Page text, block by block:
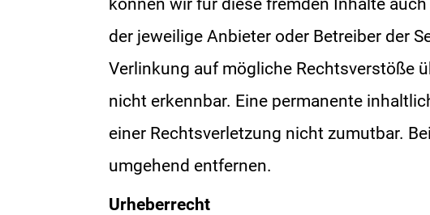
der jeweilige Anbieter oder Betreiber der
Verlinkung auf mögliche Rechtsverstöße
nicht erkennbar. Eine permanente
einer Rechtsverletzung nicht zumutbar.
umgehend entfernen.
Urheberrecht